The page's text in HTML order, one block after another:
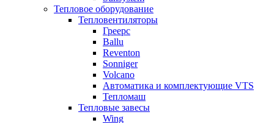
Тепловое оборудование
Тепловентиляторы
Греерс
Ballu
Reventon
Sonniger
Volcano
Автоматика и комплектующие VTS
Тепломаш
Тепловые завесы
Wing